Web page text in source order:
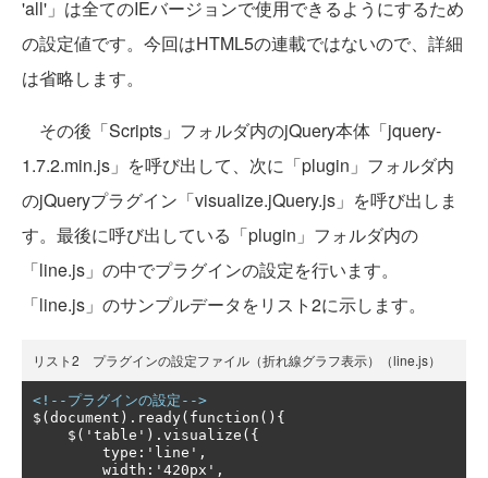
'all'」は全てのIEバージョンで使用できるようにするため
の設定値です。今回はHTML5の連載ではないので、詳細
は省略します。
その後「Scripts」フォルダ内のjQuery本体「jquery-
1.7.2.min.js」を呼び出して、次に「plugin」フォルダ内
のjQueryプラグイン「visualize.jQuery.js」を呼び出しま
す。最後に呼び出している「plugin」フォルダ内の
「line.js」の中でプラグインの設定を行います。
「line.js」のサンプルデータをリスト2に示します。
リスト2 プラグインの設定ファイル（折れ線グラフ表示）（line.js）
<!--プラグインの設定-->
$(document).ready(function(){